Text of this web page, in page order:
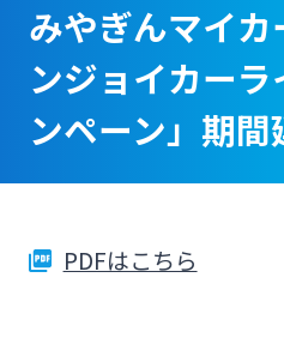
個人向けインター
ログ
みやぎんマイ
ンジョイカー
ンペーン」期
PDFはこちら